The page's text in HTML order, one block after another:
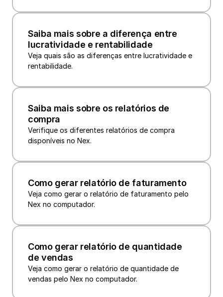
Saiba mais sobre a diferença entre
lucratividade e rentabilidade
Veja quais são as diferenças entre lucratividade e
rentabilidade.
Saiba mais sobre os relatórios de
compra
Verifique os diferentes relatórios de compra
disponíveis no Nex.
Como gerar relatório de faturamento
Veja como gerar o relatório de faturamento pelo
Nex no computador.
Como gerar relatório de quantidade
de vendas
Veja como gerar o relatório de quantidade de
vendas pelo Nex no computador.